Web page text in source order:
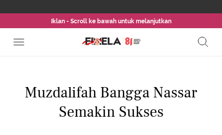
Iklan - Scroll ke bawah untuk melanjutkan
Muzdalifah Bangga Nassar
Semakin Sukses